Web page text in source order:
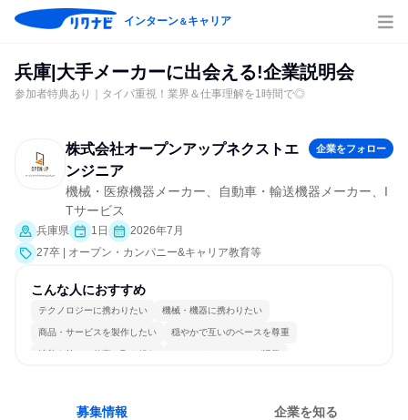
インターン＆キャリア
兵庫|大手メーカーに出会える!企業説明会
参加者特典あり｜タイパ重視！業界＆仕事理解を1時間で◎
株式会社オープンアップネクストエ
ンジニア
企業をフォロー
機械・医療機器メーカー、自動車・輸送機器メーカー、I
Tサービス
兵庫県 1日
2026年7月
27卒 | オープン・カンパニー&キャリア教育等
こんな人におすすめ
テクノロジーに携わりたい 機械・機器に携わりたい
商品・サービスを製作したい 穏やかで互いのペースを尊重
情熱を持って仕事に取り組む コミュニケーションが活発
募集情報 企業を知る